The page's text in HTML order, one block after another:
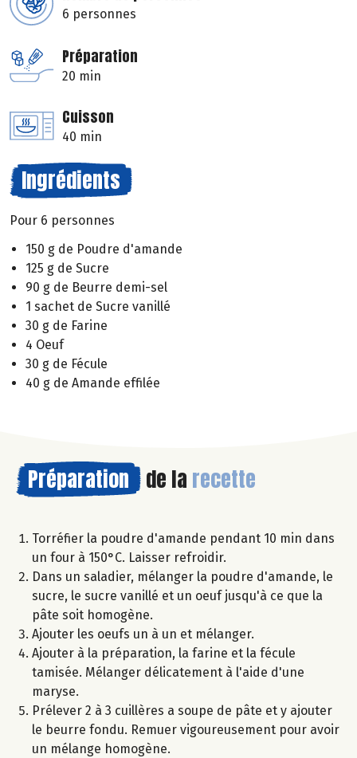
6 personnes
Préparation
20 min
Cuisson
40 min
Ingrédients
Pour 6 personnes
150 g de Poudre d'amande
125 g de Sucre
90 g de Beurre demi-sel
1 sachet de Sucre vanillé
30 g de Farine
4 Oeuf
30 g de Fécule
40 g de Amande effilée
Préparation de la recette
Torréfier la poudre d'amande pendant 10 min dans
un four à 150°C. Laisser refroidir.
Dans un saladier, mélanger la poudre d'amande, le
sucre, le sucre vanillé et un oeuf jusqu'à ce que la
pâte soit homogène.
Ajouter les oeufs un à un et mélanger.
Ajouter à la préparation, la farine et la fécule
tamisée. Mélanger délicatement à l'aide d'une
maryse.
Prélever 2 à 3 cuillères a soupe de pâte et y ajouter
le beurre fondu. Remuer vigoureusement pour avoir
un mélange homogène.